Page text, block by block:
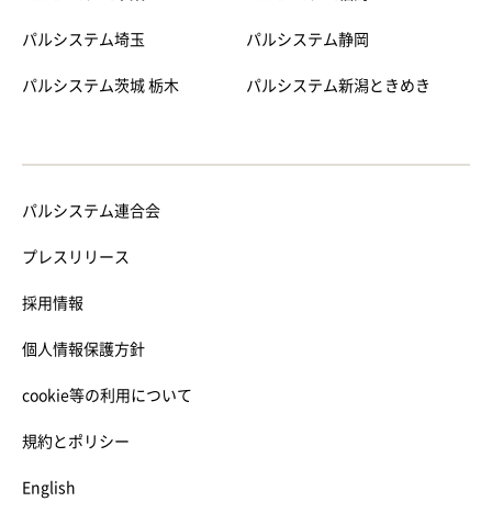
パルシステム埼玉
パルシステム茨城 栃木
パルシステム静岡
パルシステム新潟ときめき
パルシステム連合会
プレスリリース
採用情報
個人情報保護方針
cookie等の利用について
規約とポリシー
English